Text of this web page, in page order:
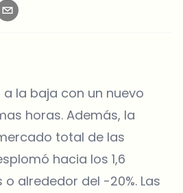
a la baja con un nuevo
horas. Además, la
total de las
hacia los 1,6
alrededor del -20%. Las